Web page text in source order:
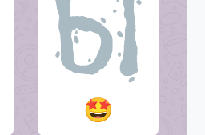
🤩